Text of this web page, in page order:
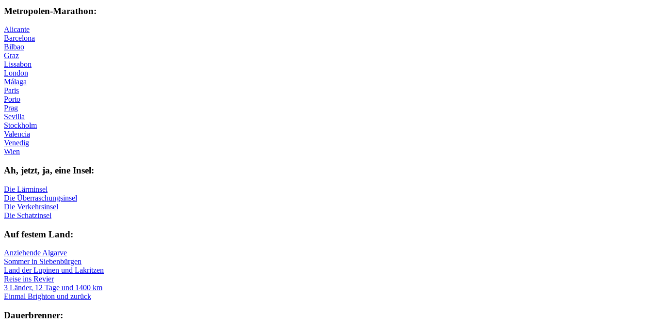
Me­tro­po­len-Ma­ra­thon:
Alicante
Barcelona
Bilbao
Graz
Lissabon
London
Málaga
Paris
Porto
Prag
Sevilla
Stockholm
Valencia
Venedig
Wien
Ah, jetzt, ja, ei­ne In­sel:
Die Lärminsel
Die Überraschungsinsel
Die Verkehrsinsel
Die Schatzinsel
Auf fe­stem Land:
Anziehende Algarve
Sommer in Siebenbürgen
Land der Lupinen und Lakritzen
Reise ins Revier
3 Länder, 12 Tage und 1400 km
Einmal Brighton und zurück
Dau­er­bren­ner: